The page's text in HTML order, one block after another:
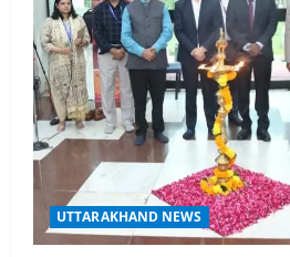
UTTARAKHAND NEWS